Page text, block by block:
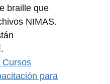
braille que
NIMAS.
Cursos
para